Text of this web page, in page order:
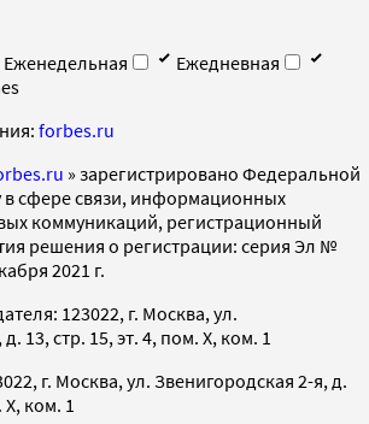
Еженедельная
Ежедневная
forbes.ru
» зарегистрировано Федеральной
в сфере связи, информационных
коммуникаций, регистрационный
решения о регистрации: серия Эл №
2021 г.
123022, г. Москва, ул.
13, стр. 15, эт. 4, пом. X, ком. 1
г. Москва, ул. Звенигородская 2-я, д.
ком. 1